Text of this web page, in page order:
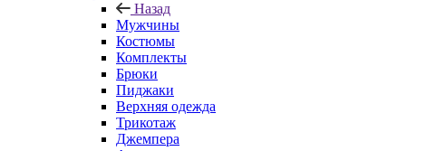
Назад
Мужчины
Костюмы
Комплекты
Брюки
Пиджаки
Верхняя одежда
Трикотаж
Джемпера